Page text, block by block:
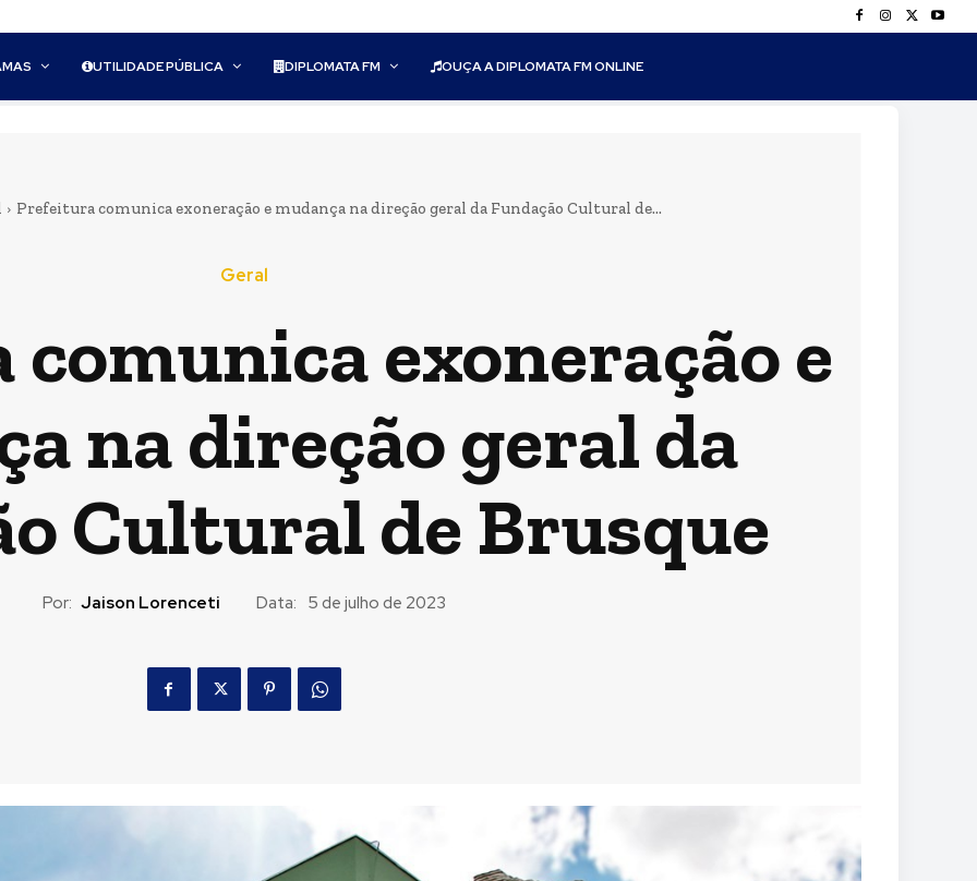
UTILIDADE PÚBLICA DIPLOMATA FM OUÇA A DIPLOMATA FM ONLINE
Prefeitura comunica exoneração e mudança na direção geral da Fundação Cultural de...
Geral
exoneração e
na direção geral da
Cultural de Brusque
Por: Jaison Lorenceti Data: 5 de julho de 2023